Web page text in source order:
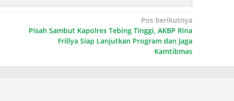
Pos berikutnya
Pisah Sambut Kapolres Tebing Tinggi, AKBP Rina
Frillya Siap Lanjutkan Program dan Jaga
Kamtibmas